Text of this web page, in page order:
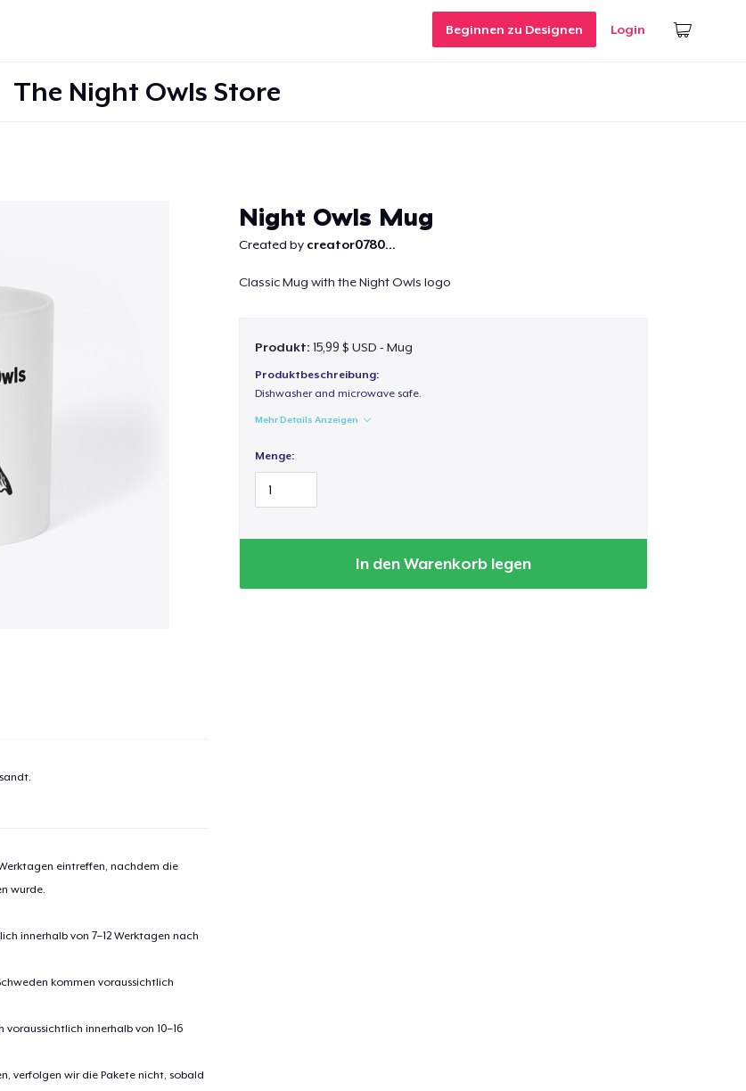
Beginnen zu Designen Login
The Night Owls Store
Night Owls Mug
Created by creator0780...
Classic Mug with the Night Owls logo
Produkt: 15,99 $ USD - Mug
Produktbeschreibung:
Dishwasher and microwave safe.
Mehr Details Anzeigen
Menge:
In den Warenkorb legen
eintreffen, nachdem die
wurde.
innerhalb von 7–12 Werktagen nach
kommen voraussichtlich
innerhalb von 10–16
verfolgen wir die Pakete nicht, sobald